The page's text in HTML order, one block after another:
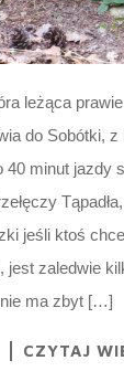
leżąca
do Sobótki,
40 minut jazdy
jeśli ktoś
jest zaledwie
ma zbyt […]
CZYTAJ